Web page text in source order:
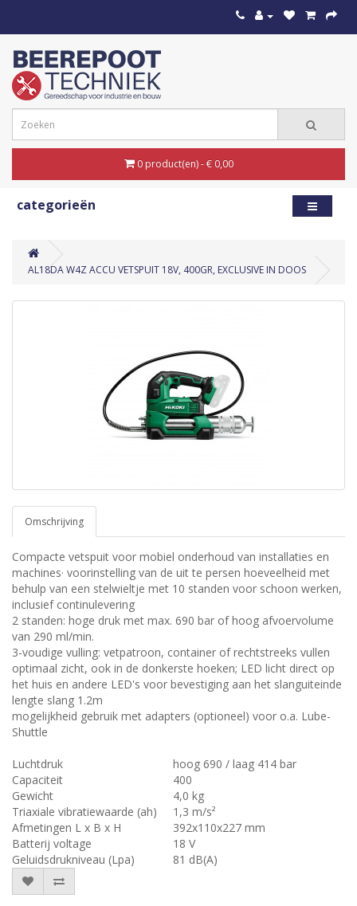
0 product(en) - € 0,00
categorieën
AL18DA W4Z ACCU VETSPUIT 18V, 400GR, EXCLUSIVE IN DOOS
Omschrijving
Compacte vetspuit voor mobiel onderhoud van installaties en
machines· voorinstelling van de uit te persen hoeveelheid met
behulp van een stelwieltje met 10 standen voor schoon werken,
inclusief continulevering
2 standen: hoge druk met max. 690 bar of hoog afvoervolume
van 290 ml/min.
3-voudige vulling: vetpatroon, container of rechtstreeks vullen
optimaal zicht, ook in de donkerste hoeken; LED licht direct op
het huis en andere LED's voor bevestiging aan het slanguiteinde
lengte slang 1.2m
mogelijkheid gebruik met adapters (optioneel) voor o.a. Lube-
Shuttle
Luchtdruk
hoog 690 / laag 414 bar
Capaciteit
400
Gewicht
4,0 kg
Triaxiale vibratiewaarde (ah)
1,3 m/s²
Afmetingen L x B x H
392x110x227 mm
Batterij voltage
18 V
Geluidsdrukniveau (Lpa)
81 dB(A)